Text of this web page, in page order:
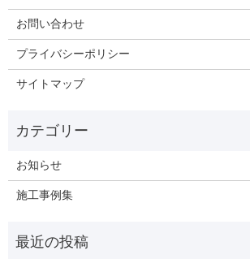
お問い合わせ
プライバシーポリシー
サイトマップ
お知らせ
施工事例集